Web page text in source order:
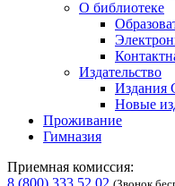
О библиотеке
Издательство
Новые
Проживание
Гимназия
Приемная комиссия:
8 (800) 333 52 02